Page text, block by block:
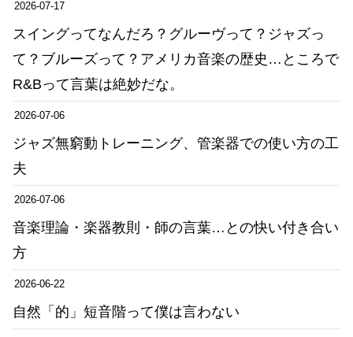
2026-07-17
スイングってなんだろ？グルーヴって？ジャズっ
て？ブルーズって？アメリカ音楽の歴史…ところで
R&Bって言葉は絶妙だな。
2026-07-06
ジャズ無窮動トレーニング、管楽器での使い方の工
夫
2026-07-06
音楽理論・楽器教則・師の言葉…との快い付き合い
方
2026-06-22
自然「的」短音階って僕は言わない